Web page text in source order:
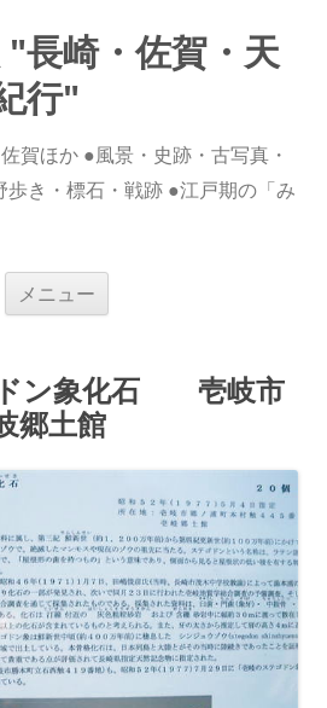
長崎・佐賀・天
行"
賀ほか ●風景・史跡・古写真・
歩き・標石・戦跡 ●江戸期の「み
メニュー
ス
キ
ドン象化石 壱岐市
郷土館